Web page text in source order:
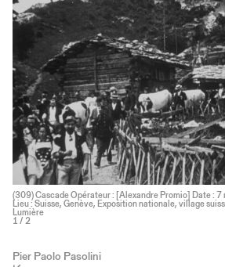
(309) Cascade Opérateur : [Alexandre Promio] Date :
Lieu : Suisse, Genève, Exposition nationale, village
Lumière
1 / 2
Pier Paolo Pasolini